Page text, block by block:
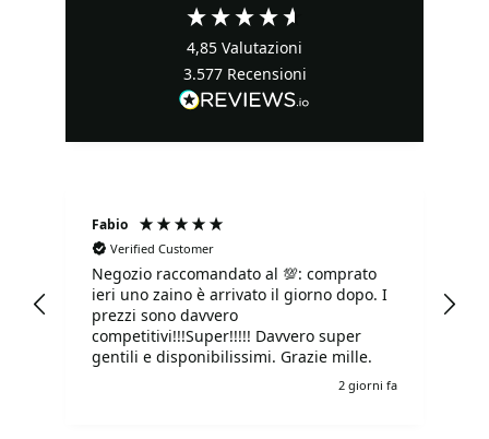
4,85 Valutazioni
3.577 Recensioni
Fabio
Verified Customer
Negozio raccomandato al 💯: comprato
ieri uno zaino è arrivato il giorno dopo. I
prezzi sono davvero
competitivi!!!Super!!!!! Davvero super
gentili e disponibilissimi. Grazie mille.
2 giorni fa